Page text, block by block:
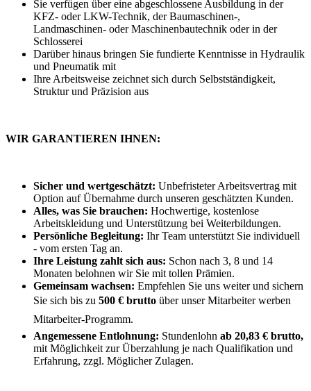
Sie verfügen über eine abgeschlossene Ausbildung in der
KFZ- oder LKW-Technik, der Baumaschinen-,
Landmaschinen- oder Maschinenbautechnik oder in der
Schlosserei
Darüber hinaus bringen Sie fundierte Kenntnisse in Hydraulik
und Pneumatik mit
Ihre Arbeitsweise zeichnet sich durch Selbstständigkeit,
Struktur und Präzision aus
WIR GARANTIEREN IHNEN:
Sicher und wertgeschätzt: Unbefristeter Arbeitsvertrag mit
Option auf Übernahme durch unseren geschätzten Kunden.
Alles, was Sie brauchen: Hochwertige, kostenlose
Arbeitskleidung und Unterstützung bei Weiterbildungen.
Persönliche Begleitung: Ihr Team unterstützt Sie individuell
- vom ersten Tag an.
Ihre Leistung zahlt sich aus: Schon nach 3, 8 und 14
Monaten belohnen wir Sie mit tollen Prämien.
Gemeinsam wachsen: Empfehlen Sie uns weiter und sichern
Sie sich bis zu 500 € brutto über unser Mitarbeiter werben
Mitarbeiter-Programm.
Angemessene Entlohnung: Stundenlohn ab 20,83 € brutto,
mit Möglichkeit zur Überzahlung je nach Qualifikation und
Erfahrung, zzgl. Möglicher Zulagen.